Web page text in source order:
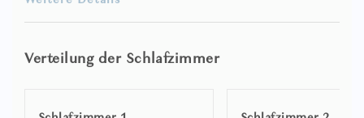
Jahrhundert neben dem kunsterfüllten Horne-Museum
an der alten Via dei Benci hinweg, öffnet dieses äußerst
Dimora Italia Collection-Apartments.
Verteilung der Schlafzimmer